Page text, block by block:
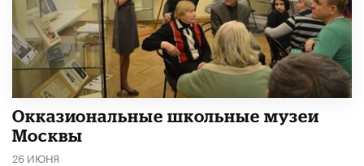
​Окказиональные школьные музеи
Москвы
26 ИЮНЯ